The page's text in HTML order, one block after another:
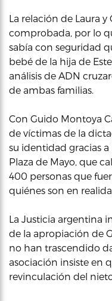
La relación de Laura
comprobada, por lo
sabía con seguridad
bebé de la hija de
análisis de ADN
de ambas familias.
Con Guido Montoya
de víctimas de la
su identidad gracias a
Plaza de Mayo, que
400 personas que
quiénes son en
La Justicia argentina
de la apropiación de
no han trascendido
asociación insiste en
revinculación del